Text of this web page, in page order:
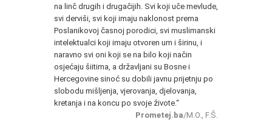
na linč drugih i drugačijih. Svi koji uče mevlude,
svi derviši, svi koji imaju naklonost prema
Poslanikovoj časnoj porodici, svi muslimanski
intelektualci koji imaju otvoren um i širinu, i
naravno svi oni koji se na bilo koji način
osjećaju šiitima, a državljani su Bosne i
Hercegovine sinoć su dobili javnu prijetnju po
slobodu mišljenja, vjerovanja, djelovanja,
kretanja i na koncu po svoje živote.“
Prometej.ba/M.O., F.Š.